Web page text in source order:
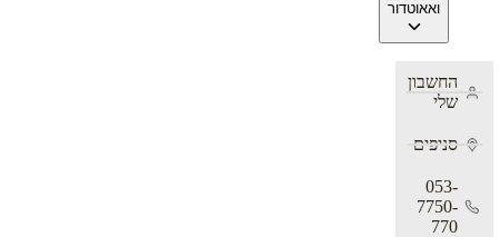
ואאוטדור
החשבון
שלי
סניפים
053-
7750-
770